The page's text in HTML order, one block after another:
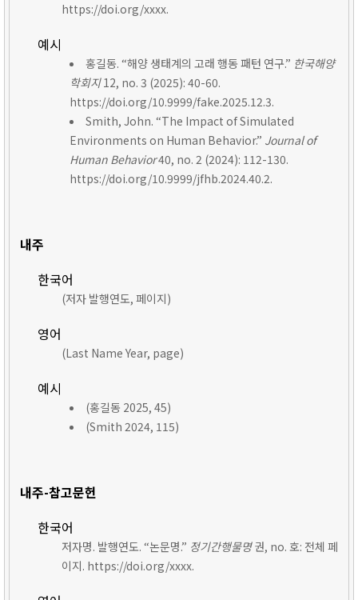
https://doi.org/xxxx.
예시
홍길동. “해양 생태계의 고래 행동 패턴 연구.” 한국해양
학회지12, no. 3 (2025): 40-60.
https://doi.org/10.9999/fake.2025.12.3.
Smith, John. “The Impact of Simulated
Environments on Human Behavior.” Journal of
Human Behavior40, no. 2 (2024): 112-130.
https://doi.org/10.9999/jfhb.2024.40.2.
내주
한국어
(저자 발행연도, 페이지)
영어
(Last Name Year, page)
예시
(홍길동 2025, 45)
(Smith 2024, 115)
내주-참고문헌
한국어
저자명. 발행연도. “논문명.” 정기간행물명권, no. 호: 전체 페
이지. https://doi.org/xxxx.